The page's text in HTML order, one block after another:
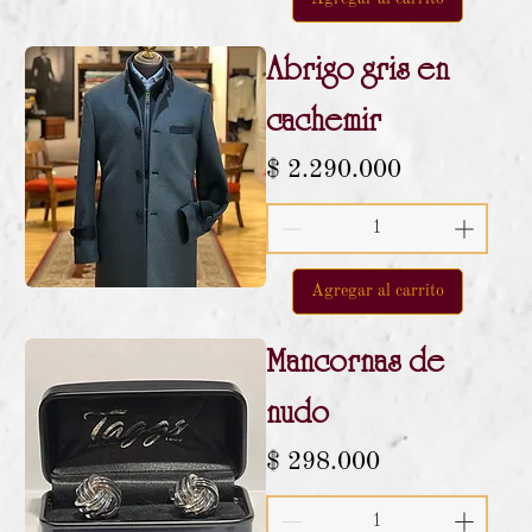
Abrigo gris en
cachemir
Precio
$ 2.290.000
Agregar al carrito
Mancornas de
nudo
Precio
$ 298.000